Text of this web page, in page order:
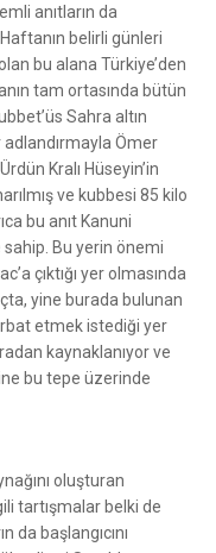
anıtların da
belirli günleri
bu alana Türkiye’den
tam ortasında bütün
Sahra altın
Ömer
Kralı Hüseyin’in
ve kubbesi 85 kilo
bu anıt Kanuni
Bu yerin önemi
çıktığı yer olmasında
yine burada bulunan
etmek istediği yer
kaynaklanıyor ve
bu tepe üzerinde
oluşturan
tartışmalar belki de
da başlangıcını